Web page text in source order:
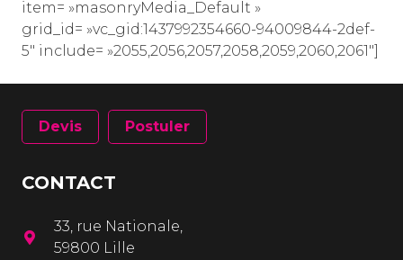
item= »masonryMedia_Default »
grid_id= »vc_gid:1437992354660-94009844-2def-
5″ include= »2055,2056,2057,2058,2059,2060,2061″]
Devis Postuler
CONTACT
33, rue Nationale,
59800 Lille